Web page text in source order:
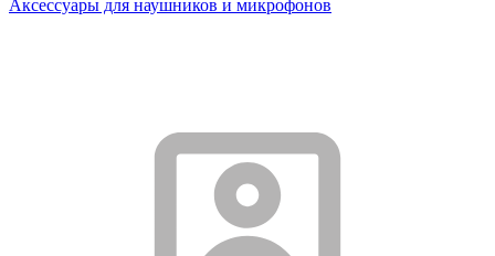
Аксессуары для наушников и микрофонов